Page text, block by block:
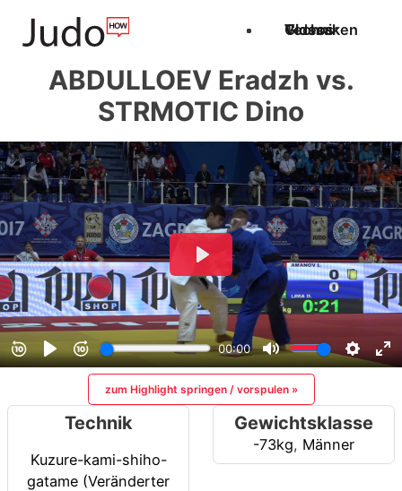
Techniken
Videos
Glossar
ABDULLOEV Eradzh vs.
STRMOTIC Dino
zum Highlight springen / vorspulen »
Technik
Kuzure-kami-shiho-
gatame (Veränderter
Gewichtsklasse
-73kg, Männer